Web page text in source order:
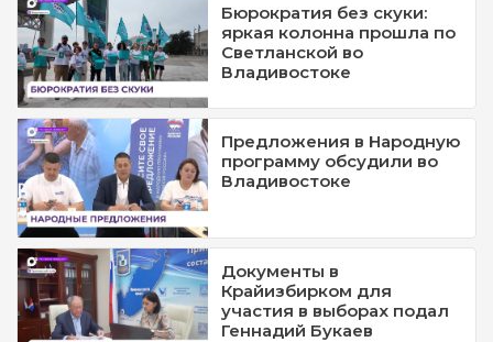
Бюрократия без скуки:
яркая колонна прошла по
Светланской во
Владивостоке
Предложения в Народную
программу обсудили во
Владивостоке
Документы в
Крайизбирком для
участия в выборах подал
Геннадий Букаев